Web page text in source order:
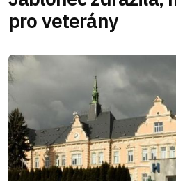
pro veterány